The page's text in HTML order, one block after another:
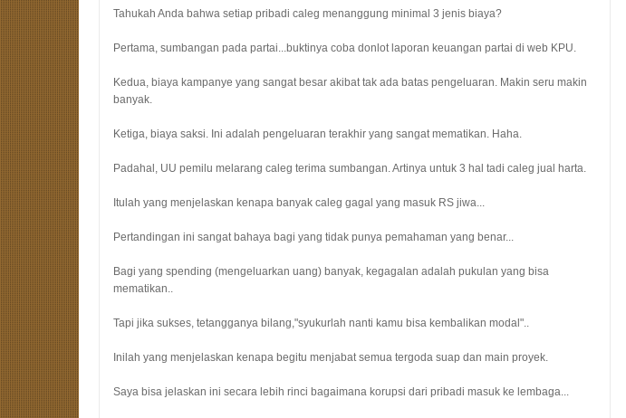
Tahukah Anda bahwa setiap pribadi caleg menanggung minimal 3 jenis biaya?
Pertama, sumbangan pada partai...buktinya coba donlot laporan keuangan partai di web KPU.
Kedua, biaya kampanye yang sangat besar akibat tak ada batas pengeluaran. Makin seru makin
banyak.
Ketiga, biaya saksi. Ini adalah pengeluaran terakhir yang sangat mematikan. Haha.
Padahal, UU pemilu melarang caleg terima sumbangan. Artinya untuk 3 hal tadi caleg jual harta.
Itulah yang menjelaskan kenapa banyak caleg gagal yang masuk RS jiwa...
Pertandingan ini sangat bahaya bagi yang tidak punya pemahaman yang benar...
Bagi yang spending (mengeluarkan uang) banyak, kegagalan adalah pukulan yang bisa
mematikan..
Tapi jika sukses, tetangganya bilang,"syukurlah nanti kamu bisa kembalikan modal"..
Inilah yang menjelaskan kenapa begitu menjabat semua tergoda suap dan main proyek.
Saya bisa jelaskan ini secara lebih rinci bagaimana korupsi dari pribadi masuk ke lembaga...